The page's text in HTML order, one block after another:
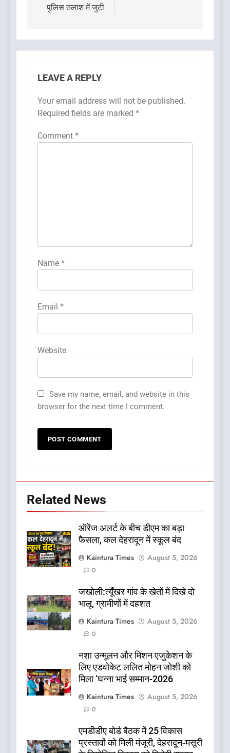
पुलिस तलाश में जुटी
LEAVE A REPLY
Your email address will not be published.
Required fields are marked *
Comment *
Name *
Email *
Website
Save my name, email, and website in this
browser for the next time I comment.
Related News
ऑरेंज अलर्ट के बीच डीएम का बड़ा
फैसला, कल देहरादून में स्कूल बंद
Kaintura Times
August 5, 2026
0
जखोली:त्यूँखर गांव के खेतों में दिखे दो
भालू, ग्रामीणों में दहशत
Kaintura Times
August 5, 2026
0
नशा उन्मूलन और मिशन एजुकेशन के
लिए एडवोकेट ललित मोहन जोशी को
मिला ‘घन्ना भाई सम्मान-2026
Kaintura Times
August 5, 2026
0
एमडीडीए बोर्ड बैठक में 25 विकास
प्रस्तावों को मिली मंजूरी, देहरादून-मसूरी